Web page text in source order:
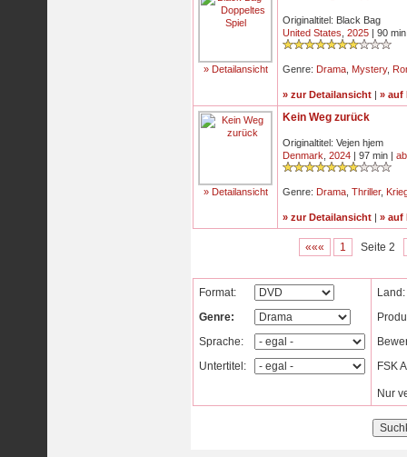
» Detailansicht
Originaltitel: Black Bag
United States 2025 | 90
Genre: Drama Mystery,
» zur Detailansicht | » auf
» Detailansicht
Kein Weg zurück
Originaltitel: Vejen hjem
Denmark 2024 | 97 min |
Genre: Drama Thriller,
» zur Detailansicht | » auf
««« 1 Seite 2
Format:
Genre:
Sprache:
Untertitel:
Land:
FSK
Nur